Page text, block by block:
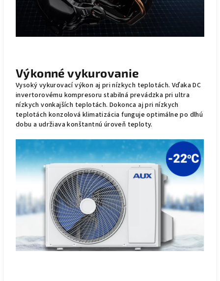
Výkonné vykurovanie
Vysoký vykurovací výkon aj pri nízkych teplotách. Vďaka DC
invertorovému kompresoru stabilná prevádzka pri ultra
nízkych vonkajších teplotách. Dokonca aj pri nízkych
teplotách konzolová klimatizácia funguje optimálne po dlhú
dobu a udržiava konštantnú úroveň teploty.